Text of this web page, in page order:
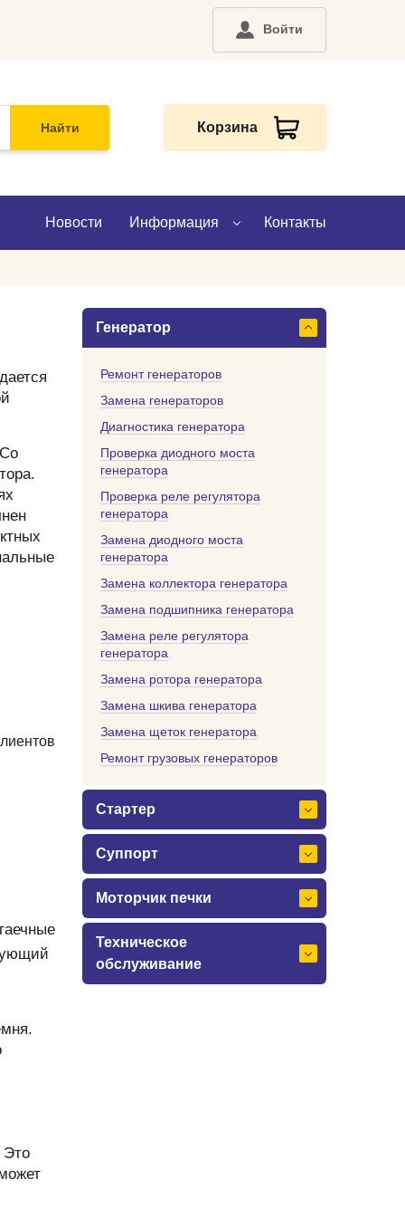
Войти
Найти Корзина
Новости Информация
Доставка
Оплата
Контакты
Это
Генератор
Ремонт генераторов
Замена генераторов
Диагностика генератора
Проверка диодного моста
генератора
Проверка реле регулятора
генератора
Замена диодного моста
генератора
Замена коллектора генератора
Замена подшипника генератора
Замена реле регулятора
генератора
Замена ротора генератора
Замена шкива генератора
Замена щеток генератора
Ремонт грузовых генераторов
Стартер
Суппорт
Моторчик печки
Техническое
обслуживание